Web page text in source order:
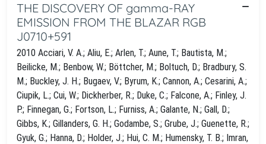
THE DISCOVERY OF gamma-RAY
EMISSION FROM THE BLAZAR RGB
J0710+591
2010 Acciari, V. A.; Aliu, E.; Arlen, T.; Aune, T.; Bautista, M.;
Beilicke, M.; Benbow, W.; Böttcher, M.; Boltuch, D.; Bradbury, S.
M.; Buckley, J. H.; Bugaev, V.; Byrum, K.; Cannon, A.; Cesarini, A.;
Ciupik, L.; Cui, W.; Dickherber, R.; Duke, C.; Falcone, A.; Finley, J.
P.; Finnegan, G.; Fortson, L.; Furniss, A.; Galante, N.; Gall, D.;
Gibbs, K.; Gillanders, G. H.; Godambe, S.; Grube, J.; Guenette, R.;
Gyuk, G.; Hanna, D.; Holder, J.; Hui, C. M.; Humensky, T. B.; Imran,